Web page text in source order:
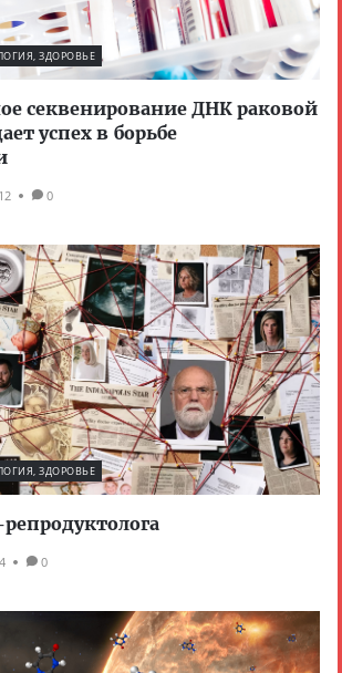
ЗДОРОВЬЕ
секвенирование ДНК раковой
успех в борьбе
0
ЗДОРОВЬЕ
0